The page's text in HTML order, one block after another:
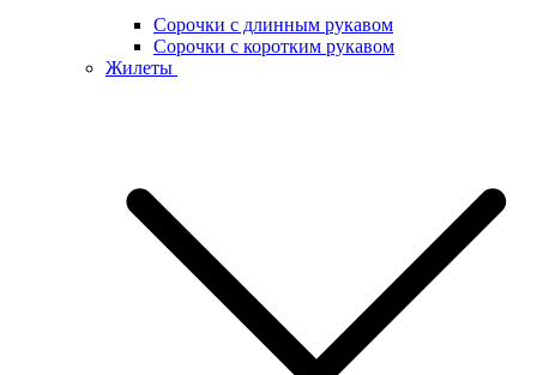
Сорочки с длинным рукавом
Сорочки с коротким рукавом
Жилеты